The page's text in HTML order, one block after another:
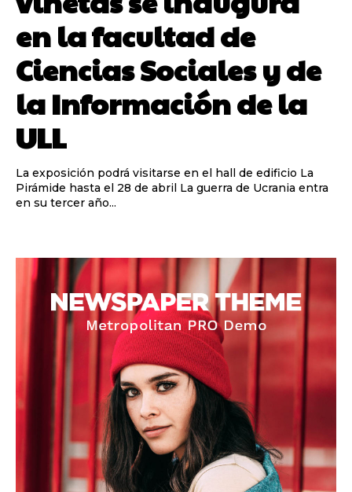
en la facultad de
Ciencias Sociales y de
la Información de la
ULL
La exposición podrá visitarse en el hall de edificio La
Pirámide hasta el 28 de abril La guerra de Ucrania entra
en su tercer año...